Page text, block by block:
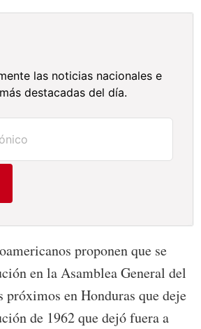
las noticias nacionales e
destacadas del día.
proponen que se
en la Asamblea General del
en Honduras que deje
de 1962 que dejó fuera a